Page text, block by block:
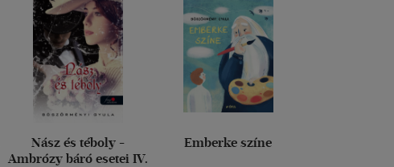
Nász és téboly -
Ambrózy báró esetei IV.
Emberke színe